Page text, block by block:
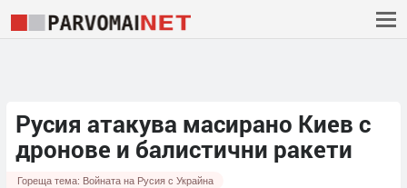
Русия атакува масирано Киев с
дронове и балистични ракети
Гореща тема: Войната на Русия с Украйна